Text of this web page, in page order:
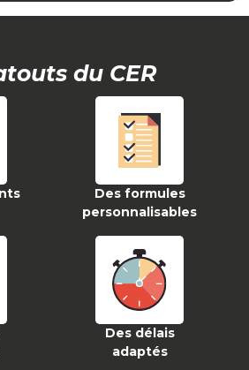
du CER
Des formules
personnalisables
Des délais
adaptés